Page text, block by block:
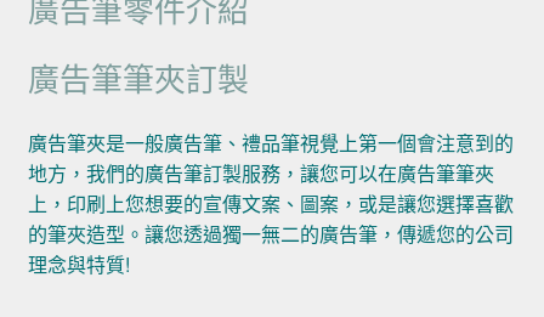
廣告筆筆夾訂製
廣告筆夾是一般廣告筆、禮品筆視覺上第一個會注意到的
地方，我們的廣告筆訂製服務，讓您可以在廣告筆筆夾
上，印刷上您想要的宣傳文案、圖案，或是讓您選擇喜歡
的筆夾造型。讓您透過獨一無二的廣告筆，傳遞您的公司
理念與特質!